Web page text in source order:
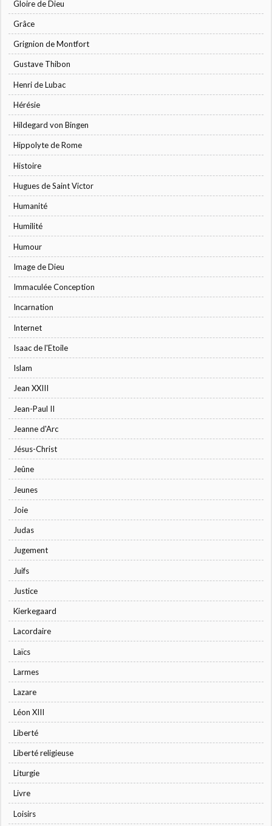
Gloire de Dieu
Grâce
Grignion de Montfort
Gustave Thibon
Henri de Lubac
Hérésie
Hildegard von Bingen
Hippolyte de Rome
Histoire
Hugues de Saint Victor
Humanité
Humilité
Humour
Image de Dieu
Immaculée Conception
Incarnation
Internet
Isaac de l'Etoile
Islam
Jean XXIII
Jean-Paul II
Jeanne d'Arc
Jésus-Christ
Jeûne
Jeunes
Joie
Judas
Jugement
Juifs
Justice
Kierkegaard
Lacordaire
Laïcs
Larmes
Lazare
Léon XIII
Liberté
Liberté religieuse
Liturgie
Livre
Loisirs